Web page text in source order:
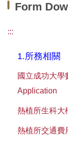
Form
:::
1.所務相關
國立成功大學
Application
熱植所生科大
熱植所交通費